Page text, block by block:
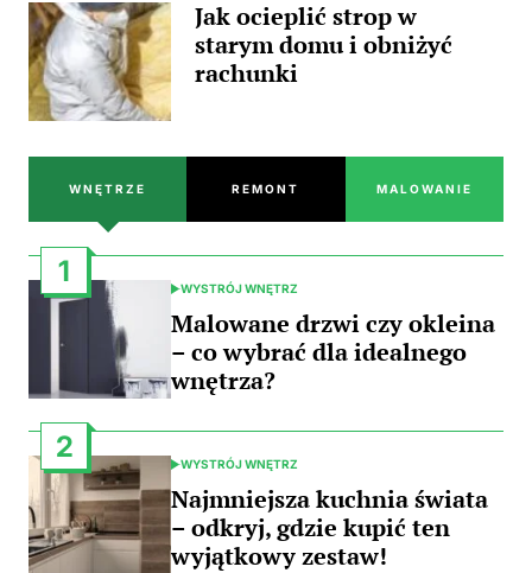
Jak ocieplić strop w
starym domu i obniżyć
rachunki
WNĘTRZE REMONT MALOWANIE
1
POSTED
IN
WYSTRÓJ WNĘTRZ
Malowane drzwi czy okleina
– co wybrać dla idealnego
wnętrza?
2
POSTED
IN
WYSTRÓJ WNĘTRZ
Najmniejsza kuchnia świata
– odkryj, gdzie kupić ten
wyjątkowy zestaw!